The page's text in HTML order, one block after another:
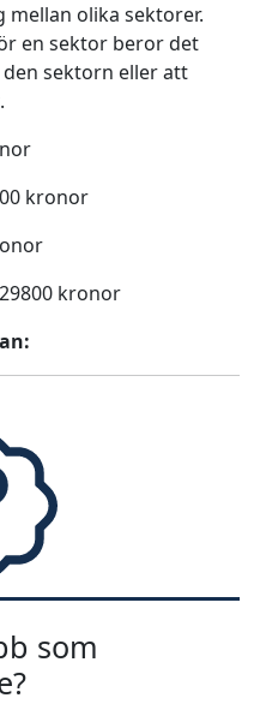
olika sektorer.
en sektor beror det
sektorn eller att
kronor
29800 kronor
som